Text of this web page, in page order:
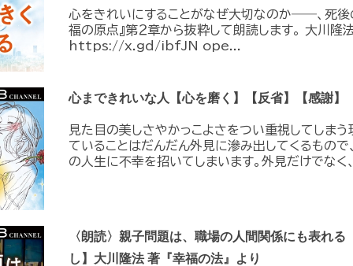
心をきれいにすることがなぜ大切なのか――、死後
福の原点』第２章から抜粋して朗読します。 大川隆
https://x.gd/ibfJN ope...
心まできれいな人【心を磨く】【反省】【感謝】
見た目の美しさやかっこよさをつい重視してしまう
ていることはだんだん外見に滲み出してくるもの
の人生に不幸を招いてしまいます。外見だけでなく
〈朗読〉親子問題は、職場の人間関係にも表れ
し】大川隆法 著『幸福の法』より